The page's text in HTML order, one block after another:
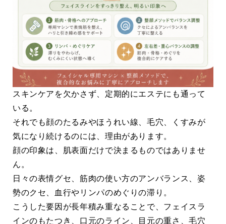
スキンケアを欠かさず、定期的にエステにも通って
いる。
それでも顔のたるみやほうれい線、毛穴、くすみが
気になり続けるのには、理由があります。
顔の印象は、肌表面だけで決まるものではありませ
ん。
日々の表情グセ、筋肉の使い方のアンバランス、姿
勢のクセ、血行やリンパのめぐりの滞り。
こうした要因が長年積み重なることで、フェイスラ
インのもたつき、口元のライン、目元の重さ、毛穴